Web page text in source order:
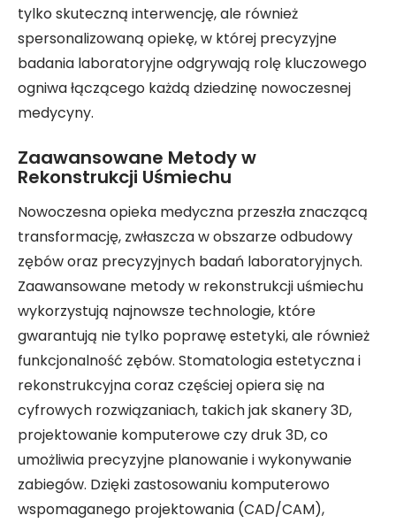
tylko skuteczną interwencję, ale również
spersonalizowaną opiekę, w której precyzyjne
badania laboratoryjne odgrywają rolę kluczowego
ogniwa łączącego każdą dziedzinę nowoczesnej
medycyny.
Zaawansowane Metody w
Rekonstrukcji Uśmiechu
Nowoczesna opieka medyczna przeszła znaczącą
transformację, zwłaszcza w obszarze odbudowy
zębów oraz precyzyjnych badań laboratoryjnych.
Zaawansowane metody w rekonstrukcji uśmiechu
wykorzystują najnowsze technologie, które
gwarantują nie tylko poprawę estetyki, ale również
funkcjonalność zębów. Stomatologia estetyczna i
rekonstrukcyjna coraz częściej opiera się na
cyfrowych rozwiązaniach, takich jak skanery 3D,
projektowanie komputerowe czy druk 3D, co
umożliwia precyzyjne planowanie i wykonywanie
zabiegów. Dzięki zastosowaniu komputerowo
wspomaganego projektowania (CAD/CAM),